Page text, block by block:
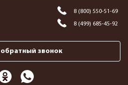
8 (800) 550-51-69
8 (499) 685-45-92
обратный звонок